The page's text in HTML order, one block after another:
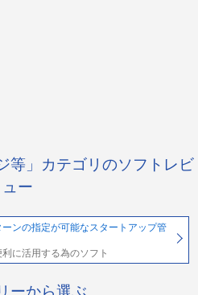
等」カテゴリのソフトレビ
ュー
ンの指定が可能なスタートアップ管
に活用する為のソフト